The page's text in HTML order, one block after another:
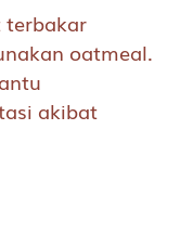
terbakar
oatmeal.
akibat